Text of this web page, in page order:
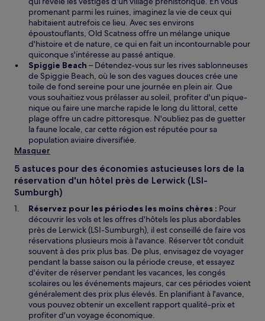
promenant parmi les ruines, imaginez la vie de ceux qui
habitaient autrefois ce lieu. Avec ses environs
époustouflants, Old Scatness offre un mélange unique
d'histoire et de nature, ce qui en fait un incontournable pour
quiconque s'intéresse au passé antique.
Spiggie Beach – Détendez-vous sur les rives sablonneuses
de Spiggie Beach, où le son des vagues douces crée une
toile de fond sereine pour une journée en plein air. Que
vous souhaitiez vous prélasser au soleil, profiter d'un pique-
nique ou faire une marche rapide le long du littoral, cette
plage offre un cadre pittoresque. N'oubliez pas de guetter
la faune locale, car cette région est réputée pour sa
population aviaire diversifiée.
Masquer
5 astuces pour des économies astucieuses lors de la
réservation d'un hôtel près de Lerwick (LSI-
Sumburgh)
Réservez pour les périodes les moins chères : Pour
découvrir les vols et les offres d'hôtels les plus abordables
près de Lerwick (LSI-Sumburgh), il est conseillé de faire vos
réservations plusieurs mois à l'avance. Réserver tôt conduit
souvent à des prix plus bas. De plus, envisagez de voyager
pendant la basse saison ou la période creuse, et essayez
d'éviter de réserver pendant les vacances, les congés
scolaires ou les événements majeurs, car ces périodes voient
généralement des prix plus élevés. En planifiant à l'avance,
vous pouvez obtenir un excellent rapport qualité-prix et
profiter d'un voyage économique.